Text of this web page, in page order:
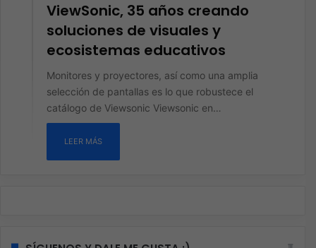
ViewSonic, 35 años creando
soluciones de visuales y
ecosistemas educativos
Monitores y proyectores, así como una amplia
selección de pantallas es lo que robustece el
catálogo de Viewsonic Viewsonic en…
LEER MÁS